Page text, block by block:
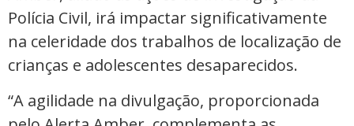
Polícia Civil, irá impactar significativamente
na celeridade dos trabalhos de localização de
crianças e adolescentes desaparecidos.
“A agilidade na divulgação, proporcionada